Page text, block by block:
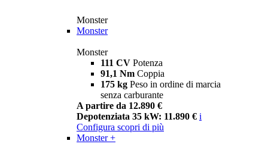
Monster
Monster
Monster
111 CV Potenza
91,1 Nm Coppia
175 kg Peso in ordine di marcia
senza carburante
A partire da 12.890 €
Depotenziata 35 kW: 11.890 € i
Configura scopri di più
Monster +